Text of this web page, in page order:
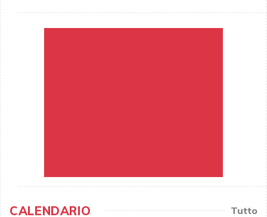
CALENDARIO Tutto